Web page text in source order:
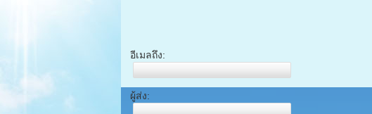
อีเมลถึง:
ผู้ส่ง: